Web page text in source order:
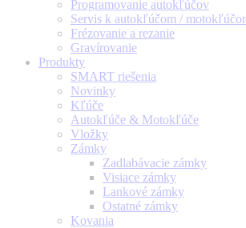
Programovanie autokľúčov
Servis k autokľúčom /
Frézovanie a rezanie
Gravírovanie
Produkty
SMART riešenia
Novinky
Kľúče
Autokľúče & Motokľúče
Vložky
Zámky
Zadlabávacie zámky
Visiace zámky
Lankové zámky
Ostatné zámky
Kovania